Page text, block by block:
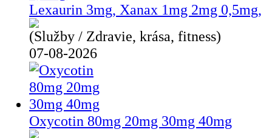
Lexaurin 3mg, Xanax 1mg 2mg 0,5mg,
(Služby / Zdravie, krása, fitness)
07-08-2026
Oxycotin 80mg 20mg 30mg 40mg